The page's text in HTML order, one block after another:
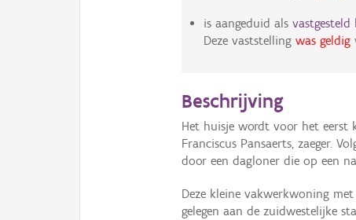
is aangeduid als
Deze vaststelling was geldig
Beschrijving
Het huisje wordt voor het eerst
Franciscus Pansaerts, zaeger.
door een dagloner die op een
Deze kleine vakwerkwoning
gelegen aan de zuidwestelijke